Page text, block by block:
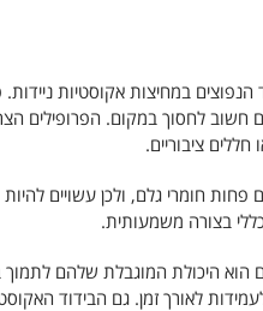
במחיצות אקוסטיות
חשוב לחסוך במקום. הפרופילים
ציבוריים.
פחות חומרי גלם, ולכן עשויים
בצורה משמעותית.
היכולת המוגבלת שלהם לתמוך
לאורך זמן. גם הבידוד